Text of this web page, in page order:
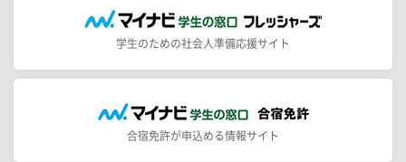
学生のための社会人準備応援サイト
合宿免許が申込める情報サイト